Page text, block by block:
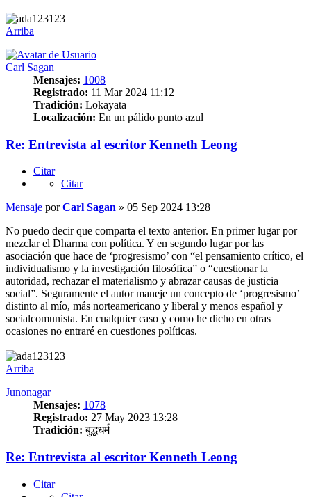
Arriba
Carl Sagan
Mensajes: 1008
Registrado: 11 Mar 2024 11:12
Tradición: Lokāyata
Localización: En un pálido punto azul
Re: Entrevista al escritor Kenneth Leong
Citar
Citar
Mensaje porCarl Sagan » 05 Sep 2024 13:28
No puedo decir que comparta el texto anterior. En primer lugar por
mezclar el Dharma con política. Y en segundo lugar por las
asociación que hace de ‘progresismo’ con “el pensamiento crítico, el
individualismo y la investigación filosófica” o “cuestionar la
autoridad, rechazar el materialismo y abrazar causas de justicia
social”. Seguramente el autor maneje un concepto de ‘progresismo’
distinto al mío, más norteamericano y liberal y menos español y
socialcomunista. En cualquier caso y como he dicho en otras
ocasiones no entraré en cuestiones políticas.
Arriba
Junonagar
Mensajes: 1078
Registrado: 27 May 2023 13:28
Tradición: बुद्धधर्म
Re: Entrevista al escritor Kenneth Leong
Citar